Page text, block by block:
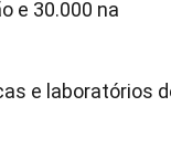
e 30.000 na
e laboratórios